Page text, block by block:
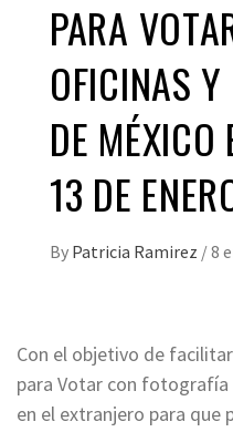
PARA
OFICINAS
DE MÉXICO
13 DE
By Patricia Ramirez /8
Con el objetivo de
para Votar con fotografía
en el extranjero para que